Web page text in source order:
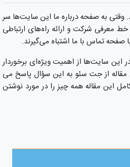
وقتی به صفحه درباره ما این سایت‌ها سر
خط معرفی شرکت و ارائه راه‌های ارتباطی
صفحه تماس با ما اشتباه می‌گیرند.
این سایت‌ها از اهمیت ویژه‌ای برخوردار
از جت سئو به این سؤال پاسخ می
این مقاله همه چیز را در مورد نوشتن